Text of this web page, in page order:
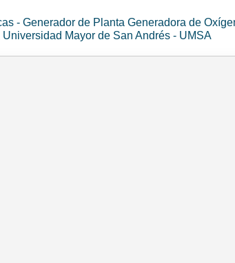
- Generador de Planta Generadora de
Universidad Mayor de San Andrés - UMSA